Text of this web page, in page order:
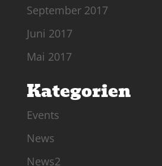
September 2017
Juni 2017
Mai 2017
Kategorien
Events
News
News2